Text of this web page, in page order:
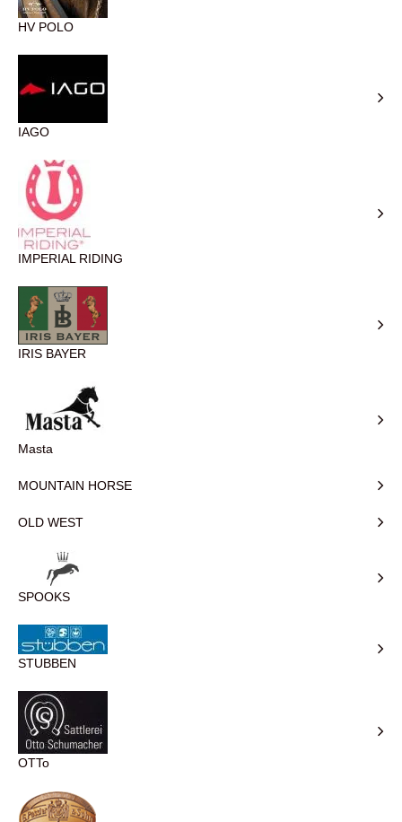
HV POLO
IAGO
IMPERIAL RIDING
IRIS BAYER
Masta
MOUNTAIN HORSE
OLD WEST
SPOOKS
STUBBEN
OTTo